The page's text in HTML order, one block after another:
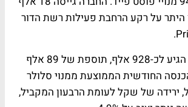
היתר על רקע הרחבת פעילות רשת הדור
מספר מנויי דור 5 הגיע לכ-928 אלף, תוספת של 89 אלף
החודשית הממוצעת ממנוי סלולר
על 41 שקל, ירידה של שקל לעומת הרבעון המקביל,